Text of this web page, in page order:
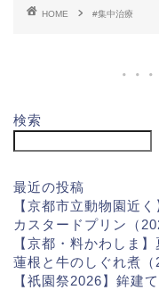
HOME #集中治療
検索
最近の投稿
【京都市立動物園近
カスタードプリン（
【京都・料かわしま
蓮根と牛のしぐれ煮（
【祇園祭2026】鉾建